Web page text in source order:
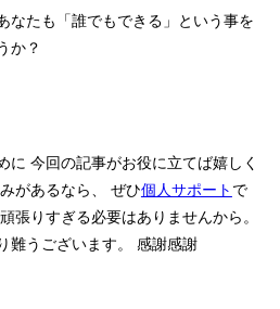
なたも「誰でもできる」という事を
か？
に 今回の記事がお役に立てば嬉しく
があるなら、 ぜひ個人サポート で
張りすぎる必要はありませんから。
難うございます。 感謝感謝